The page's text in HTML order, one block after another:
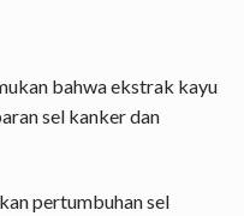
bahwa ekstrak kayu
sel kanker dan
pertumbuhan sel